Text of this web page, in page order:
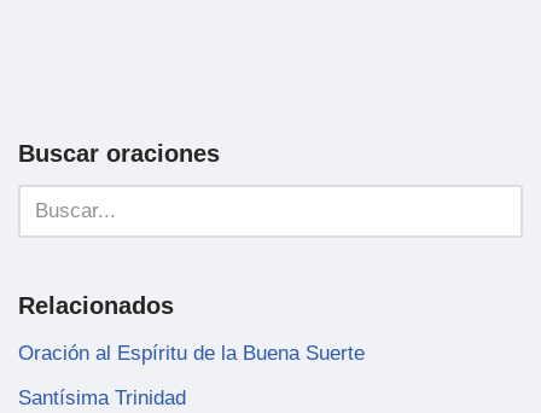
Buscar oraciones
Relacionados
Oración al Espíritu de la Buena Suerte
Santísima Trinidad